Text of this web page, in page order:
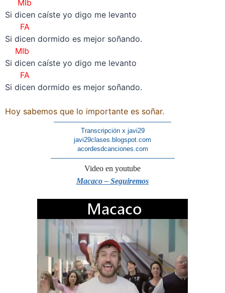
MIb
Si dicen caíste yo digo me levanto
FA
Si dicen dormido es mejor soñando.
MIb
Si dicen caíste yo digo me levanto
FA
Si dicen dormido es mejor soñando.
Hoy sabemos que lo importante es soñar.
——————————————————
Transcripción x javi29
javi29clases.blogspot.com
acordesdcanciones.com
———————————————————
Video en youtube
Macaco – Seguiremos